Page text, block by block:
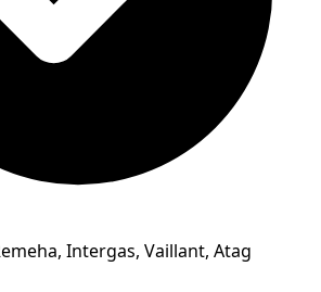
Intergas, Vaillant, Atag